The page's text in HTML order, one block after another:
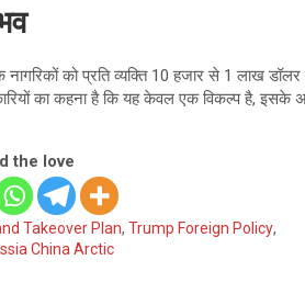
नागरिकों को प्रति व्यक्ति 10 हजार से 1 लाख
का कहना है कि यह केवल एक विकल्प है, इसके
the love
Takeover Plan, Trump Foreign Policy,
China Arctic